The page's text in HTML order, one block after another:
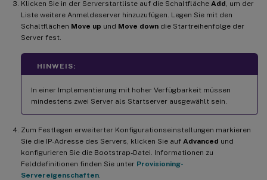
Klicken Sie in der Serverstartliste auf die Schaltfläche Add , um der
Liste weitere Anmeldeserver hinzuzufügen. Legen Sie mit den
Schaltflächen Move up und Move down die Startreihenfolge der
Server fest.
HINWEIS:
In einer Implementierung mit hoher Verfügbarkeit müssen
mindestens zwei Server als Startserver ausgewählt sein.
Zum Festlegen erweiterter Konfigurationseinstellungen markieren
Sie die IP-Adresse des Servers, klicken Sie auf Advanced und
konfigurieren Sie die Bootstrap-Datei. Informationen zu
Felddefinitionen finden Sie unter Provisioning-
Servereigenschaften